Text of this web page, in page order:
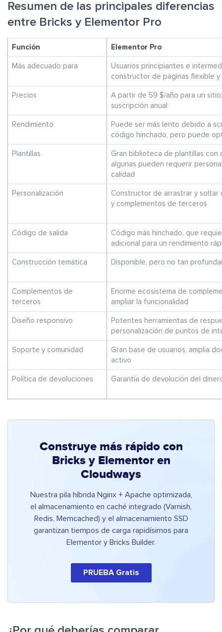
Resumen de las principales diferencias
entre Bricks y Elementor Pro
Función Elementor Pro
Más adecuado para
Usuarios principiantes e
constructor de páginas flexible y
Precios
A partir de 59 $/año para un
suscripción anual
Rendimiento
Puede ser más lento debido a
código hinchado, pero puede
Plantillas
Gran biblioteca de plantillas con
algunas pueden requerir
calidad
Personalización
Constructor de arrastrar y soltar
y complementos de terceros
Código de salida
Código más hinchado, que
adicional para un rendimiento
Construcción temática Disponible, pero no tan
Complementos de
terceros
Enorme ecosistema de
ampliar la funcionalidad
Diseño responsivo
Potentes herramientas de
personalización de puntos de
Soporte y comunidad
Gran base de usuarios, amplia
activo
Política de devoluciones Garantía de devolución del
Construye más rápido con
Bricks y Elementor en
Cloudways
Nuestra pila híbrida Nginx + Apache optimizada,
el almacenamiento en caché integrado (Varnish,
Redis, Memcached) y el almacenamiento SSD
garantizan tiempos de carga rapidísimos para
Elementor y Bricks Builder.
PRUEBA Gratis